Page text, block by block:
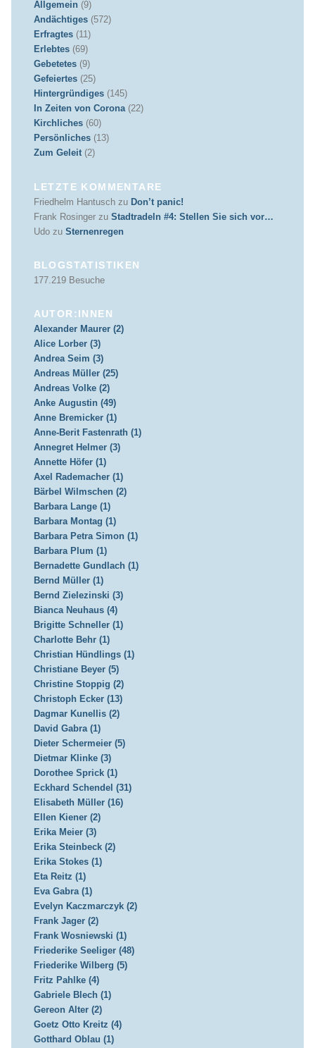
Allgemein (9)
Andächtiges(572)
Erfragtes(11)
Erlebtes(69)
Gebetetes(9)
Gefeiertes(25)
Hintergründiges(145)
In Zeiten von Corona(22)
Kirchliches(60)
Persönliches(13)
Zum Geleit(2)
LETZTE KOMMENTARE
Friedhelm Hantuschzu Don’t panic!
Frank Rosingerzu Stadtradeln #4: Stellen Sie sich vor…
Udozu Sternenregen
BLOGSTATISTIKEN
177.219 Besuche
AUTOR:INNEN
Alexander Maurer (2)
Alice Lorber (3)
Andrea Seim (3)
Andreas Müller (25)
Andreas Volke (2)
Anke Augustin (49)
Anne Bremicker (1)
Anne-Berit Fastenrath (1)
Annegret Helmer (3)
Annette Höfer (1)
Axel Rademacher (1)
Bärbel Wilmschen (2)
Barbara Lange (1)
Barbara Montag (1)
Barbara Petra Simon (1)
Barbara Plum (1)
Bernadette Gundlach (1)
Bernd Müller (1)
Bernd Zielezinski (3)
Bianca Neuhaus (4)
Brigitte Schneller (1)
Charlotte Behr (1)
Christian Hündlings (1)
Christiane Beyer (5)
Christine Stoppig (2)
Christoph Ecker (13)
Dagmar Kunellis (2)
David Gabra (1)
Dieter Schermeier (5)
Dietmar Klinke (3)
Dorothee Sprick (1)
Eckhard Schendel (31)
Elisabeth Müller (16)
Ellen Kiener (2)
Erika Meier (3)
Erika Steinbeck (2)
Erika Stokes (1)
Eta Reitz (1)
Eva Gabra (1)
Evelyn Kaczmarczyk (2)
Frank Jager (2)
Frank Wosniewski (1)
Friederike Seeliger (48)
Friederike Wilberg (5)
Fritz Pahlke (4)
Gabriele Blech (1)
Gereon Alter (2)
Goetz Otto Kreitz (4)
Gotthard Oblau (1)